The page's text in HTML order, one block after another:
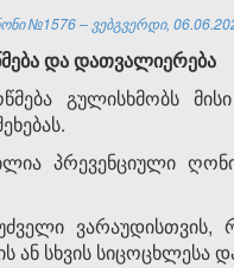
№1576 – ვებგვერდი,
და დათვალიერება
გულისხმობს
პრევენციული
ან სხვის სიცოცხლესა